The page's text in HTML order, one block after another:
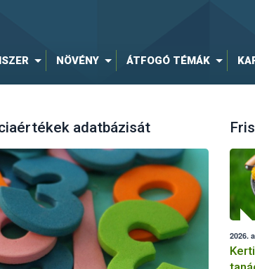
NÖVÉNY ÁTFOGÓ TÉMÁK
adatbázisát
2026.